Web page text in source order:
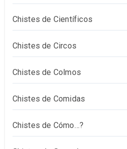
Chistes de Científicos
Chistes de Circos
Chistes de Colmos
Chistes de Comidas
Chistes de Cómo…?